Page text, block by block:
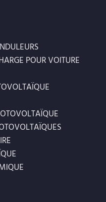
POUR VOITURE